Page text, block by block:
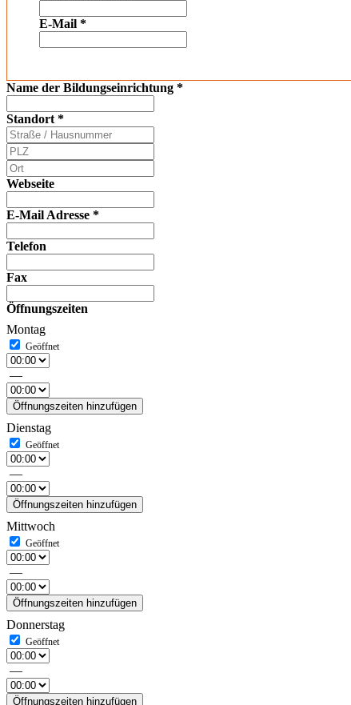
E-Mail *
Name der Bildungseinrichtung *
Standort *
Webseite
E-Mail Adresse *
Telefon
Fax
Öffnungszeiten
Montag
—
Öffnungszeiten hinzufügen
Dienstag
—
Öffnungszeiten hinzufügen
Mittwoch
—
Öffnungszeiten hinzufügen
Donnerstag
—
Öffnungszeiten hinzufügen